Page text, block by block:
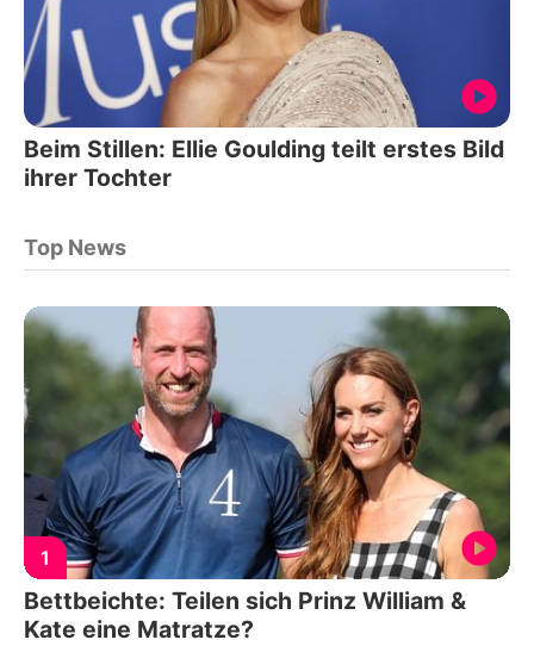
Beim Stillen: Ellie Goulding teilt erstes Bild
ihrer Tochter
Top News
1
Bettbeichte: Teilen sich Prinz William &
Kate eine Matratze?